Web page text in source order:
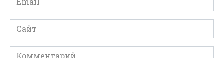
*
Сайт
Комментарий